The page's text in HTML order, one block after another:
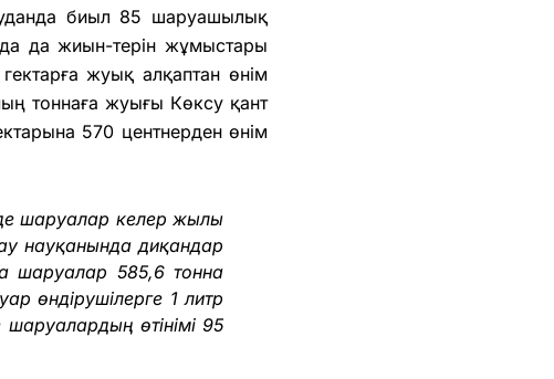
биыл 85 шаруашылық
да жиын-терін жұмыстары
жуық алқаптан өнім
тоннаға жуығы Көксу қант
570 центнерден өнім
шаруалар келер жылы
науқанында диқандар
шаруалар 585,6 тонна
өндірушілерге 1 литр
өтінімі 95